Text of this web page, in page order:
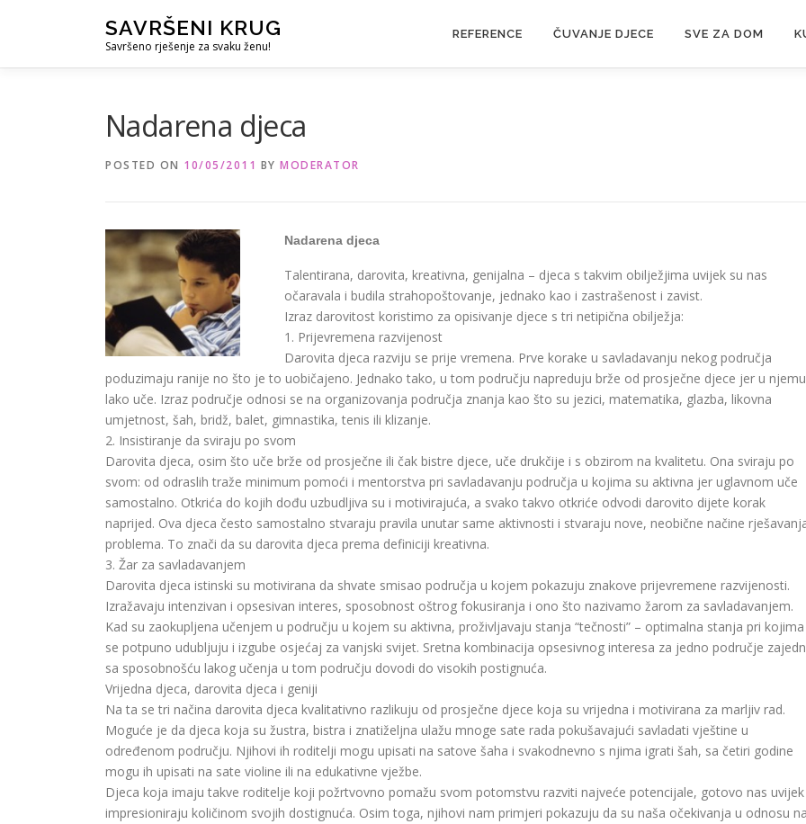
SAVRŠENI KRUG
Savršeno rješenje za svaku ženu!
REFERENCE ČUVANJE DJECE SVE ZA DOM
Nadarena djeca
POSTED ON 10/05/2011 BY MODERATOR
Nadarena djeca
Talentirana, darovita, kreativna, genijalna – djeca s takvim obilježjima uvijek su nas
očaravala i budila strahopoštovanje, jednako kao i zastrašenost i zavist.
Izraz darovitost koristimo za opisivanje djece s tri netipična obilježja:
1. Prijevremena razvijenost
Darovita djeca razviju se prije vremena. Prve korake u savladavanju nekog područja
poduzimaju ranije no što je to uobičajeno. Jednako tako, u tom području napreduju brže od prosječne djece jer u njemu
lako uče. Izraz područje odnosi se na organizovanja područja znanja kao što su jezici, matematika, glazba, likovna
umjetnost, šah, bridž, balet, gimnastika, tenis ili klizanje.
2. Insistiranje da sviraju po svom
Darovita djeca, osim što uče brže od prosječne ili čak bistre djece, uče drukčije i s obzirom na kvalitetu. Ona sviraju po
svom: od odraslih traže minimum pomoći i mentorstva pri savladavanju područja u kojima su aktivna jer uglavnom uče
samostalno. Otkrića do kojih dođu uzbudljiva su i motivirajuća, a svako takvo otkriće odvodi darovito dijete korak
naprijed. Ova djeca često samostalno stvaraju pravila unutar same aktivnosti i stvaraju nove, neobične načine
problema. To znači da su darovita djeca prema definiciji kreativna.
3. Žar za savladavanjem
Darovita djeca istinski su motivirana da shvate smisao područja u kojem pokazuju znakove prijevremene razvijenosti.
Izražavaju intenzivan i opsesivan interes, sposobnost oštrog fokusiranja i ono što nazivamo žarom za savladavanjem.
Kad su zaokupljena učenjem u području u kojem su aktivna, proživljavaju stanja “tečnosti” – optimalna stanja pri kojima
se potpuno udubljuju i izgube osjećaj za vanjski svijet. Sretna kombinacija opsesivnog interesa za jedno područje
sa sposobnošću lakog učenja u tom području dovodi do visokih postignuća.
Vrijedna djeca, darovita djeca i geniji
Na ta se tri načina darovita djeca kvalitativno razlikuju od prosječne djece koja su vrijedna i motivirana za marljiv rad.
Moguće je da djeca koja su žustra, bistra i znatiželjna ulažu mnoge sate rada pokušavajući savladati vještine u
određenom području. Njihovi ih roditelji mogu upisati na satove šaha i svakodnevno s njima igrati šah, sa četiri godine
mogu ih upisati na sate violine ili na edukativne vježbe.
Djeca koja imaju takve roditelje koji požrtvovno pomažu svom potomstvu razviti najveće potencijale, gotovo nas uvijek
impresioniraju količinom svojih dostignuća. Osim toga, njihovi nam primjeri pokazuju da su naša očekivanja u odnosu